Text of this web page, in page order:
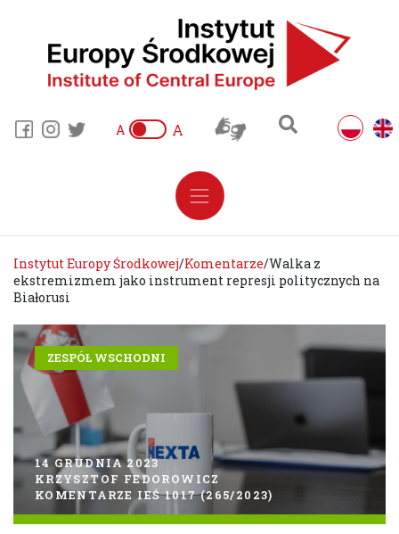
A A
Instytut Europy Środkowej/Komentarze/Walka z
ekstremizmem jako instrument represji politycznych na
Białorusi
ZESPÓŁ WSCHODNI
14 GRUDNIA 2023
KRZYSZTOF FEDOROWICZ
KOMENTARZE IEŚ 1017 (265/2023)